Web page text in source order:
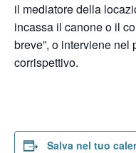
il mediatore della
incassa il canone o il
breve”, o interviene
corrispettivo.
Salva nel tuo